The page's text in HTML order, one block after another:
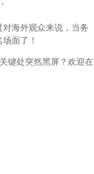
'
对海外观众来说，当务
面了！
键处突然黑屏？欢迎在